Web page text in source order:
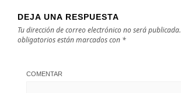
DEJA UNA RESPUESTA
Tu dirección de correo electrónico no será publicada.
obligatorios están marcados con *
COMENTAR